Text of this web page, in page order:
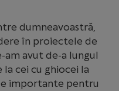
dumneavoastră,
în proiectele de
am avut de-a lungul
cei cu ghiocei la
importante pentru